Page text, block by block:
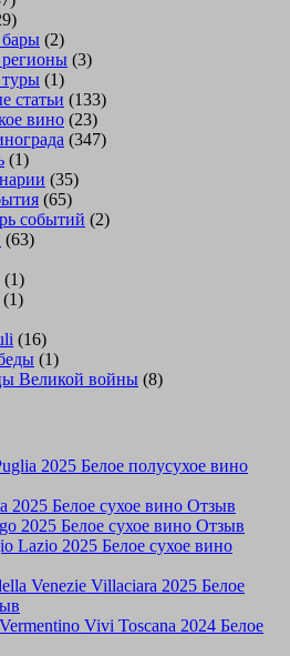
(2)
(3)
(1)
статьи (133)
вино (23)
(347)
(1)
(35)
(65)
событий (2)
(63)
(1)
(1)
(16)
(1)
Великой войны (8)
2025 Белое полусухое вино
2025 Белое сухое вино Отзыв
2025 Белое сухое вино Отзыв
Lazio 2025 Белое сухое вино
Venezie Villaciara 2025 Белое
Vivi Toscana 2024 Белое